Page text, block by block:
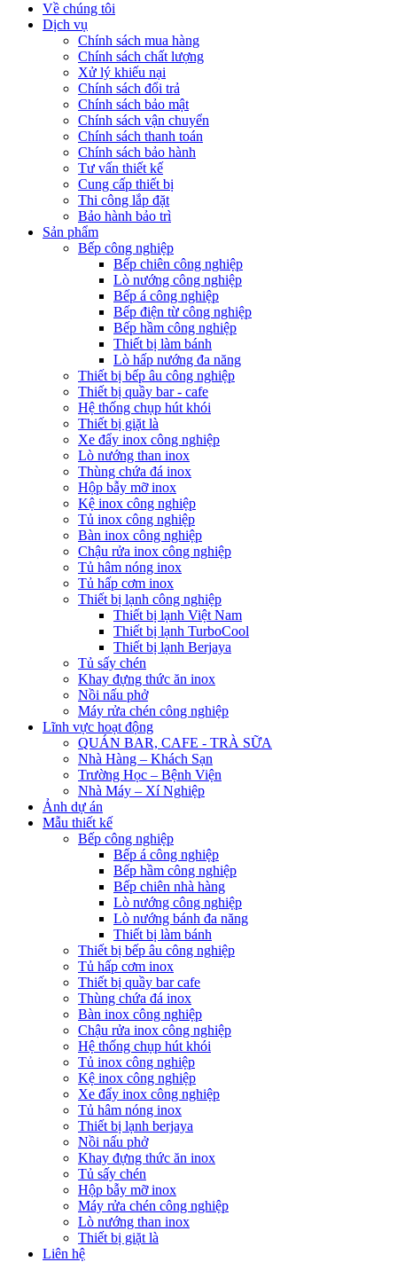
Về chúng tôi
Dịch vụ
Chính sách mua hàng
Chính sách chất lượng
Xử lý khiếu nại
Chính sách đổi trả
Chính sách bảo mật
Chính sách vận chuyển
Chính sách thanh toán
Chính sách bảo hành
Tư vấn thiết kế
Cung cấp thiết bị
Thi công lắp đặt
Bảo hành bảo trì
Sản phẩm
Bếp công nghiệp
Bếp chiên công nghiệp
Lò nướng công nghiệp
Bếp á công nghiệp
Bếp điện từ công nghiệp
Bếp hầm công nghiệp
Thiết bị làm bánh
Lò hấp nướng đa năng
Thiết bị bếp âu công nghiệp
Thiết bị quầy bar - cafe
Hệ thống chụp hút khói
Thiết bị giặt là
Xe đẩy inox công nghiệp
Lò nướng than inox
Thùng chứa đá inox
Hộp bẫy mỡ inox
Kệ inox công nghiệp
Tủ inox công nghiệp
Bàn inox công nghiệp
Chậu rửa inox công nghiệp
Tủ hâm nóng inox
Tủ hấp cơm inox
Thiết bị lạnh công nghiệp
Thiết bị lạnh Việt Nam
Thiết bị lạnh TurboCool
Thiết bị lạnh Berjaya
Tủ sấy chén
Khay đựng thức ăn inox
Nồi nấu phở
Máy rửa chén công nghiệp
Lĩnh vực hoạt động
QUÁN BAR, CAFE - TRÀ SỮA
Nhà Hàng – Khách Sạn
Trường Học – Bệnh Viện
Nhà Máy – Xí Nghiệp
Ảnh dự án
Mẫu thiết kế
Bếp công nghiệp
Bếp á công nghiệp
Bếp hầm công nghiệp
Bếp chiên nhà hàng
Lò nướng công nghiệp
Lò nướng bánh đa năng
Thiết bị làm bánh
Thiết bị bếp âu công nghiệp
Tủ hấp cơm inox
Thiết bị quầy bar cafe
Thùng chứa đá inox
Bàn inox công nghiệp
Chậu rửa inox công nghiệp
Hệ thống chụp hút khói
Tủ inox công nghiệp
Kệ inox công nghiệp
Xe đẩy inox công nghiệp
Tủ hâm nóng inox
Thiết bị lạnh berjaya
Nồi nấu phở
Khay đựng thức ăn inox
Tủ sấy chén
Hộp bẫy mỡ inox
Máy rửa chén công nghiệp
Lò nướng than inox
Thiết bị giặt là
Liên hệ